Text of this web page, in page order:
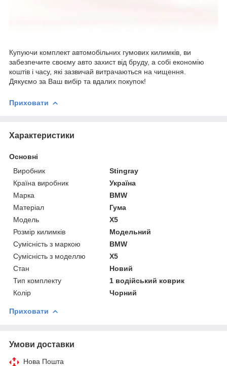
Купуючи комплект автомобільних гумових килимків, ви
забезпечите своєму авто захист від бруду, а собі економію
коштів і часу, які зазвичай витрачаються на чищення.
Дякуємо за Ваш вибір та вдалих покупок!
Приховати
Характеристики
Основні
Виробник
Stingray
Країна виробник
Україна
Марка
BMW
Матеріал
Гума
Модель
X5
Розмір килимків
Модельний
Сумісність з маркою
BMW
Сумісність з моделлю
X5
Стан
Новий
Тип комплекту
1 водійський коврик
Колір
Чорний
Приховати
Умови доставки
Нова Пошта